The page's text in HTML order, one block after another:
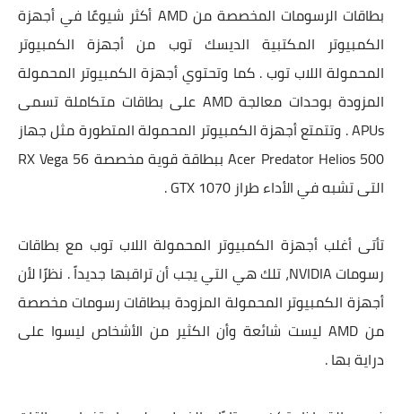
بطاقات الرسومات المخصصة من AMD أكثر شيوعًا في أجهزة
الكمبيوتر المكتبية الديسك توب من أجهزة الكمبيوتر
المحمولة اللاب توب . كما وتحتوي أجهزة الكمبيوتر المحمولة
المزودة بوحدات معالجة AMD على بطاقات متكاملة تسمى
APUs . وتتمتع أجهزة الكمبيوتر المحمولة المتطورة مثل جهاز
Acer Predator Helios 500 ببطاقة قوية مخصصة RX Vega 56
التى تشبه في الأداء طراز GTX 1070 .
تأتى أغلب أجهزة الكمبيوتر المحمولة اللاب توب مع بطاقات
رسومات NVIDIA، تلك هي التي يجب أن تراقبها جديداً . نظرًا لأن
أجهزة الكمبيوتر المحمولة المزودة ببطاقات رسومات مخصصة
من AMD ليست شائعة وأن الكثير من الأشخاص ليسوا على
دراية بها .